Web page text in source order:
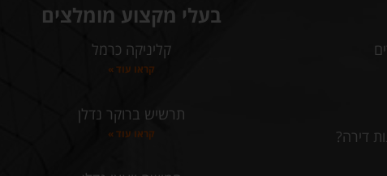
דירה?
בעלי מקצוע מומלצים
קליניקה כרמל
קראו עוד »
תרשיש ברוקר נדלן
קראו עוד »